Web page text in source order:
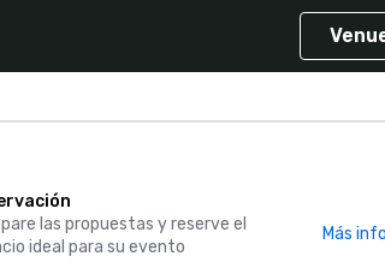
las propuestas y reserve el
ideal para su evento
Más